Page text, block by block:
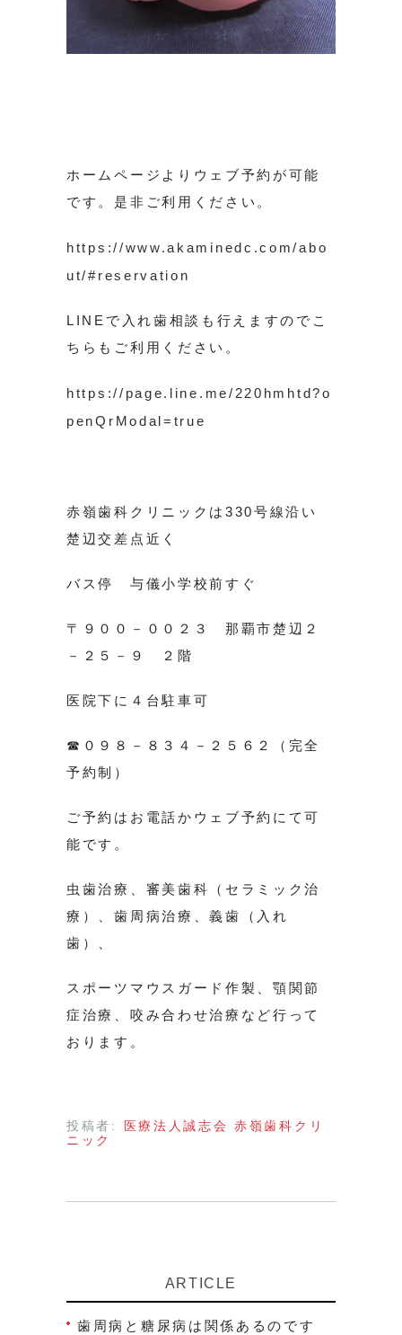
ホームページよりウェブ予約が可能
です。是非ご利用ください。
https://www.akaminedc.com/abo
ut/#reservation
LINEで入れ歯相談も行えますのでこ
ちらもご利用ください。
https://page.line.me/220hmhtd?o
penQrModal=true
赤嶺歯科クリニックは330号線沿い
楚辺交差点近く
バス停 与儀小学校前すぐ
〒９００－００２３ 那覇市楚辺２
－２５－９ ２階
医院下に４台駐車可
☎０９８－８３４－２５６２（完全
予約制）
ご予約はお電話かウェブ予約にて可
能です。
虫歯治療、審美歯科（セラミック治
療）、歯周病治療、義歯（入れ
歯）、
スポーツマウスガード作製、顎関節
症治療、咬み合わせ治療など行って
おります。
投稿者:
医療法人誠志会 赤嶺歯科クリ
ニック
ARTICLE
歯周病と糖尿病は関係あるのです